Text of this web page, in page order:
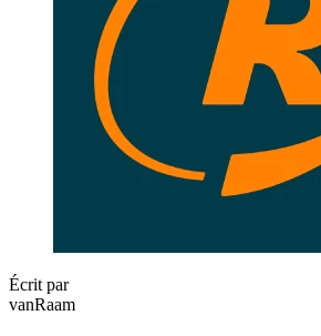
Écrit par
vanRaam